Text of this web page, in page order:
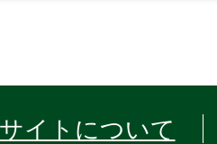
イトについて